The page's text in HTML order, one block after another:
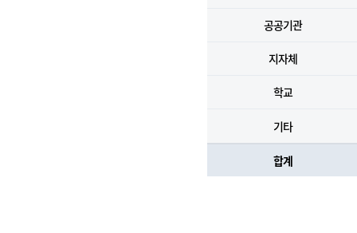
공공기관
지자체
학교
기타
합계